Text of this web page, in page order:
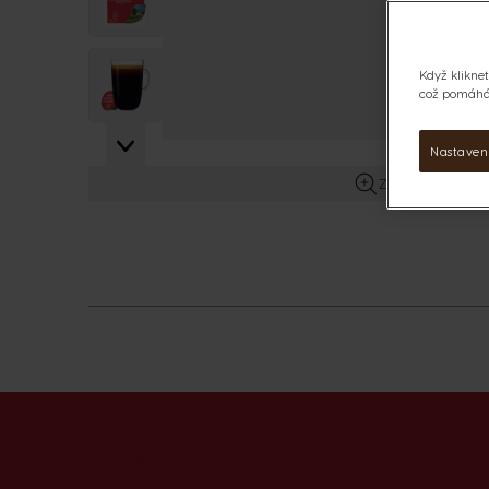
View larger image
Zobrazit více
Když
což